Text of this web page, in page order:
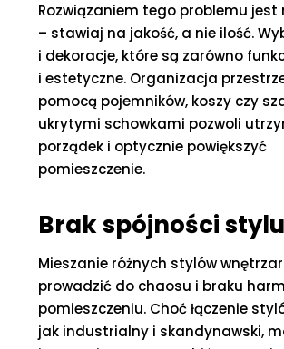
Rozwiązaniem tego problemu
– stawiaj na jakość, a nie ilość.
i dekoracje, które są zarówno
i estetyczne. Organizacja
pomocą pojemników, koszy czy
ukrytymi schowkami pozwoli
porządek i optycznie powiększyć
pomieszczenie.
Brak spójności stylu
Mieszanie różnych stylów
prowadzić do chaosu i braku
pomieszczeniu. Choć łączenie
jak industrialny i skandynawski,